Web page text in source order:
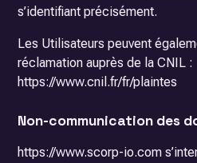
s’identifiant précisément.
Les Utilisateurs peuvent
réclamation auprès de la CNIL :
https://www.cnil.fr/fr/plaintes
Non-communication des
https://www.scorp-io.com